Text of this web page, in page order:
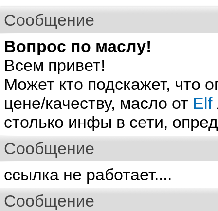
Сообщение
Вопрос по маслу!
Всем привет!
Может кто подскажет, что
цене/качеству, масло от Elf
столько инфы в сети,
Сообщение
ссылка не работает....
Сообщение